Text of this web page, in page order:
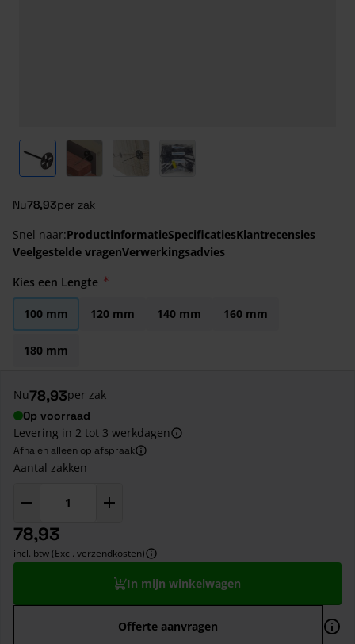
View larger imageView larger imageView larger imageView larger image
Nu78,93per zak
Snel naar:ProductinformatieSpecificatiesKlantrecensies
Veelgestelde vragenVerwerkingsadvies
Kies een Lengte
100 mm 120 mm 140 mm 160 mm
180 mm
Nu78,93per zak
Op voorraad
Levering in 2 tot 3 werkdagen
Afhalen alleen op afspraak
Aantal zakken
78,93
incl. btw (Excl. verzendkosten)
In mijn winkelwagen
Offerte aanvragen